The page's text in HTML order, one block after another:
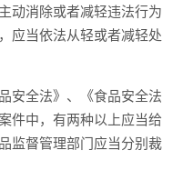
消除或者减轻违法行为
应当依法从轻或者减轻处
全法》、《食品安全法
件中，有两种以上应当给
监督管理部门应当分别裁